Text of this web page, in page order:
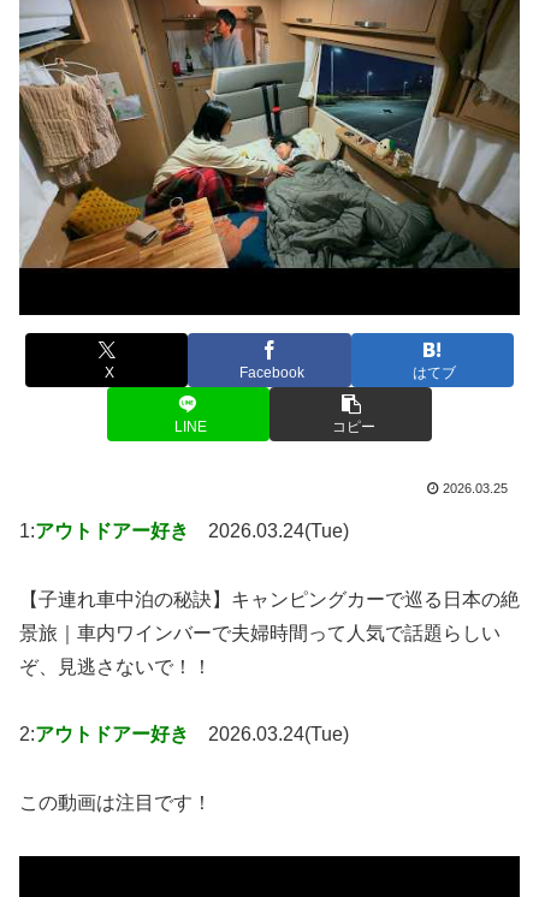
X Facebook はてブ
LINE コピー
2026.03.25
1:アウトドアー好き 2026.03.24(Tue)
【子連れ車中泊の秘訣】キャンピングカーで巡る日本の絶
景旅｜車内ワインバーで夫婦時間って人気で話題らしい
ぞ、見逃さないで！！
2:アウトドアー好き 2026.03.24(Tue)
この動画は注目です！